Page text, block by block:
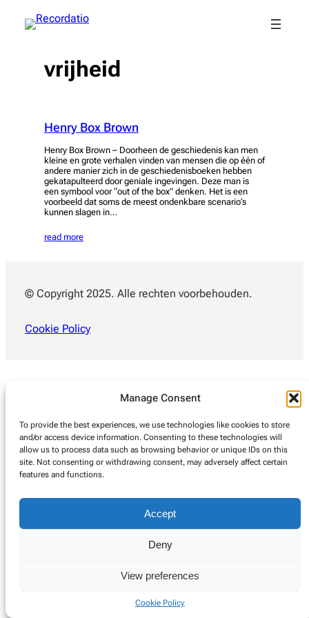
Manage Consent
To provide the best experiences, we use technologies like cookies to store
and/or access device information. Consenting to these technologies will
allow us to process data such as browsing behavior or unique IDs on this
site. Not consenting or withdrawing consent, may adversely affect certain
features and functions.
Accept
Deny
View preferences
Cookie Policy
naar
vrijheid
Henry Box Brown
Henry Box Brown – Doorheen de geschiedenis kan men
kleine en grote verhalen vinden van mensen die op één of
andere manier zich in de geschiedenisboeken hebben
gekatapulteerd door geniale ingevingen. Deze man is
een symbool voor “out of the box” denken. Het is een
voorbeeld dat soms de meest ondenkbare scenario’s
kunnen slagen in…
read more
© Copyright 2025. Alle rechten voorbehouden.
Cookie Policy